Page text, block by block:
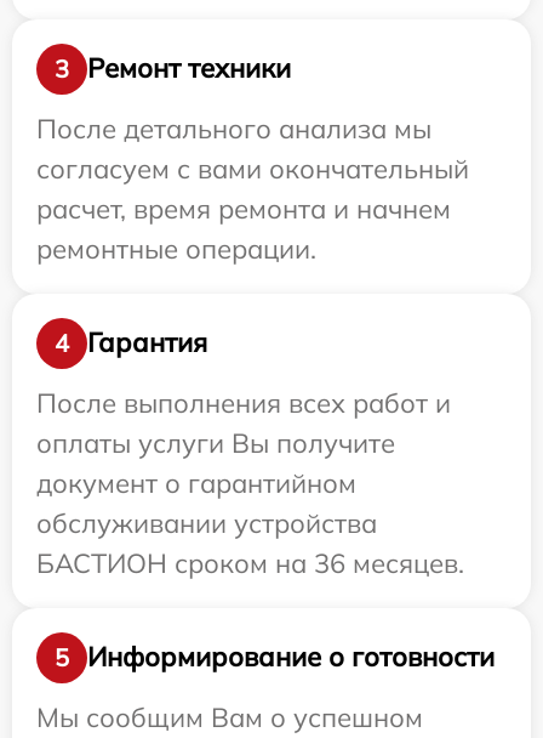
3
Ремонт техники
После детального анализа мы
согласуем с вами окончательный
расчет, время ремонта и начнем
ремонтные операции.
4
Гарантия
После выполнения всех работ и
оплаты услуги Вы получите
документ о гарантийном
обслуживании устройства
БАСТИОН сроком на 36 месяцев.
5
Информирование о готовности
Мы сообщим Вам о успешном